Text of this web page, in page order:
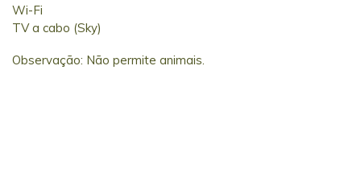
Wi-Fi
TV a cabo (Sky)
Observação: Não permite animais.